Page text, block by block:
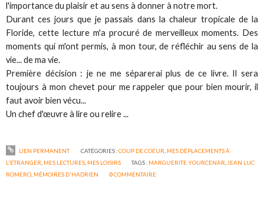
l'importance du plaisir et au sens à donner à notre mort.
Durant ces jours que je passais dans la chaleur tropicale de la
Floride, cette lecture m'a procuré de merveilleux moments. Des
moments qui m'ont permis, à mon tour, de réfléchir au sens de la
vie... de ma vie.
Première décision : je ne me séparerai plus de ce livre. Il sera
toujours à mon chevet pour me rappeler que pour bien mourir, il
faut avoir bien vécu...
Un chef d'œuvre à lire ou relire ...
LIEN PERMANENT CATÉGORIES :COUP DE COEUR MES DÉPLACEMENTS À
L'ÉTRANGER MES LECTURES MES LOISIRS TAGS : MARGUERITE YOURCENAR JEAN LUC
ROMERO MÉMOIRES D'HADRIEN 0COMMENTAIRE